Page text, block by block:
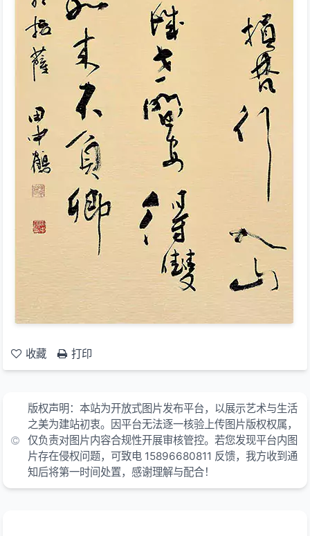
收藏 打印
版权声明：本站为开放式图片发布平台，以展示艺术与生活
之美为建站初衷。因平台无法逐一核验上传图片版权权属，
仅负责对图片内容合规性开展审核管控。若您发现平台内图
片存在侵权问题，可致电 15896680811 反馈，我方收到通
知后将第一时间处置，感谢理解与配合！